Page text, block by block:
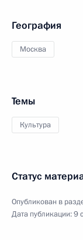
География
Москва
Темы
Культура
Статус
Опубликован в
Дата публикации:9